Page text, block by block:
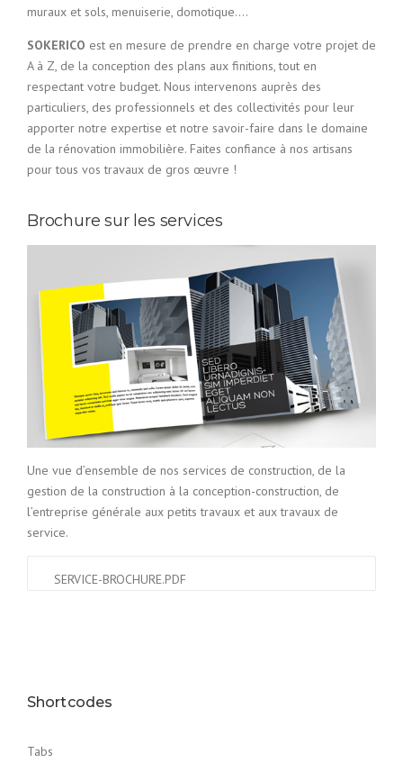
muraux et sols, menuiserie, domotique….
SOKERICO est en mesure de prendre en charge votre projet de
A à Z, de la conception des plans aux finitions, tout en
respectant votre budget. Nous intervenons auprès des
particuliers, des professionnels et des collectivités pour leur
apporter notre expertise et notre savoir-faire dans le domaine
de la rénovation immobilière. Faites confiance à nos artisans
pour tous vos travaux de gros œuvre !
Brochure sur les services
Une vue d’ensemble de nos services de construction, de la
gestion de la construction à la conception-construction, de
l’entreprise générale aux petits travaux et aux travaux de
service.
SERVICE-BROCHURE.PDF
Shortcodes
Tabs